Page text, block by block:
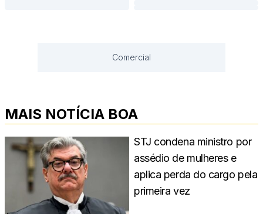
Comercial
MAIS NOTÍCIA BOA
STJ condena ministro por
assédio de mulheres e
aplica perda do cargo pela
primeira vez